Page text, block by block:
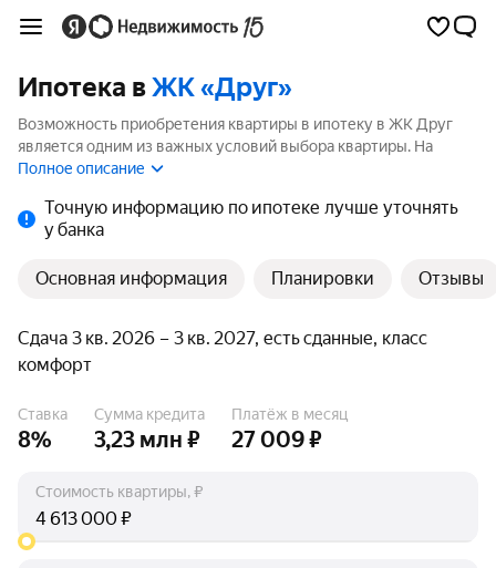
Ипотека вЖК «Друг»
Возможность приобретения квартиры в ипотеку в ЖК Друг
является одним из важных условий выбора квартиры. На
странице мы собрали программы кредитования банков для
Полное описание
Точную информацию по ипотеке лучше уточнять
у банка
Основная информация Планировки Отзывы
Сдача 3 кв. 2026 – 3 кв. 2027, есть сданные, класс
комфорт
Ставка
8%
Сумма кредита
3,23 млн ₽
Платёж в месяц
27 009 ₽
Стоимость квартиры, ₽
₽